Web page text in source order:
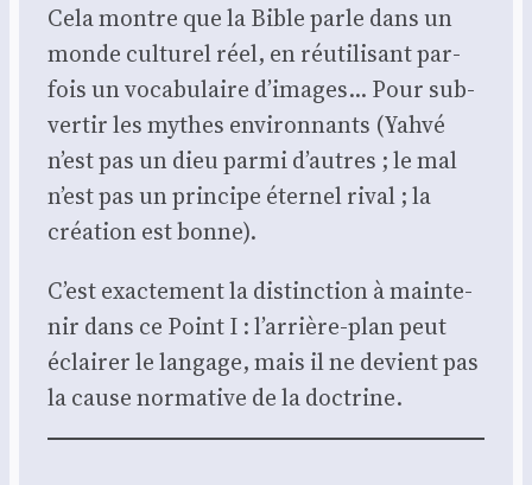
Cela montre que la Bible parle dans un
monde cultu­rel réel, en réuti­li­sant par­
fois un voca­bu­laire d’images… Pour sub­
ver­tir les mythes envi­ron­nants (Yah­vé
n’est pas un dieu par­mi d’autres ; le mal
n’est pas un prin­cipe éter­nel rival ; la
créa­tion est bonne).
C’est exac­te­ment la dis­tinc­tion à main­te­
nir dans ce Point I : l’arrière-plan peut
éclai­rer le lan­gage, mais il ne devient pas
la cause nor­ma­tive de la doc­trine.